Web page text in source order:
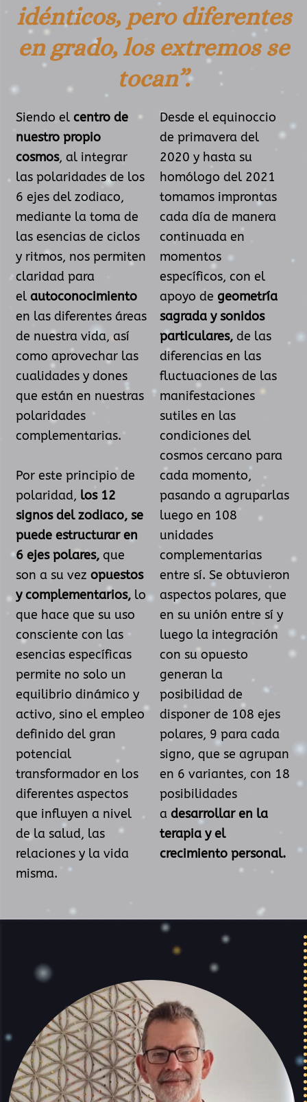
idénticos, pero diferentes
en grado, los extremos se
tocan”.
Siendo elcentro de
nuestro propio
cosmos, al integrar
las polaridades de los
6 ejes del zodiaco,
mediante la toma de
las esencias de ciclos
y ritmos, nos permiten
claridad para
elautoconocimiento
en las diferentes áreas
de nuestra vida, así
como aprovechar las
cualidades y dones
que están en nuestras
polaridades
complementarias.
Por este principio de
polaridad, los 12
signos del zodiaco, se
puede estructurar en
6 ejes polares, que
son a su vezopuestos
y complementarios, lo
que hace que su uso
consciente con las
esencias específicas
permite no solo un
equilibrio dinámico y
activo, sino el empleo
definido del gran
potencial
transformador en los
diferentes aspectos
que influyen a nivel
de la salud, las
relaciones y la vida
misma.
Desde el equinoccio
de primavera del
2020 y hasta su
homólogo del 2021
tomamos improntas
cada día de manera
continuada en
momentos
específicos, con el
apoyo de geometría
sagrada y sonidos
particulares, de las
diferencias en las
fluctuaciones de las
manifestaciones
sutiles en las
condiciones del
cosmos cercano para
cada momento,
pasando a agruparlas
luego en 108
unidades
complementarias
entre sí. Se obtuvieron
aspectos polares, que
en su unión entre sí y
luego la integración
con su opuesto
generan la
posibilidad de
disponer de 108 ejes
polares, 9 para cada
signo, que se agrupan
en 6 variantes, con 18
posibilidades
a desarrollar en la
terapia y el
crecimiento personal.